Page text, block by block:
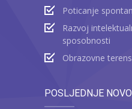
Poticanje
Razvoj
sposobnosti
Obrazovne
POSLJEDNJE